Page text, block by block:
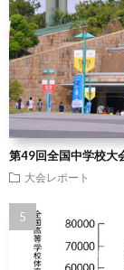
第49回全国中学校大
大会レポート